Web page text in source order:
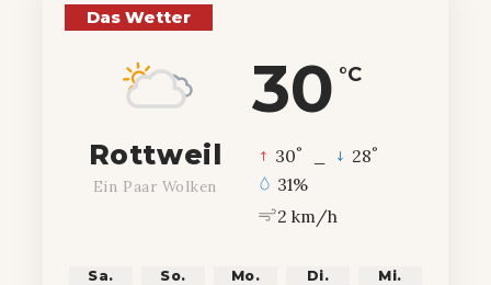
Das Wetter
30 °C
Rottweil
Ein Paar Wolken
30° 28°
31%
2 km/h
Sa. So. Mo. Di. Mi.